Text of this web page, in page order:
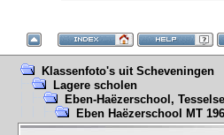
Klassenfoto's uit Scheveningen
Lagere scholen
Eben-Haëzerschool,
Eben Haëzerschool MT